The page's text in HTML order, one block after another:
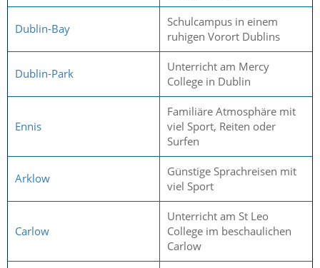
Dublin-Bay
Schulcampus in einem
ruhigen Vorort Dublins
Dublin-Park
Unterricht am Mercy
College in Dublin
Ennis
Familiäre Atmosphäre mit
viel Sport, Reiten oder
Surfen
Arklow
Günstige Sprachreisen mit
viel Sport
Carlow
Unterricht am St Leo
College im beschaulichen
Carlow